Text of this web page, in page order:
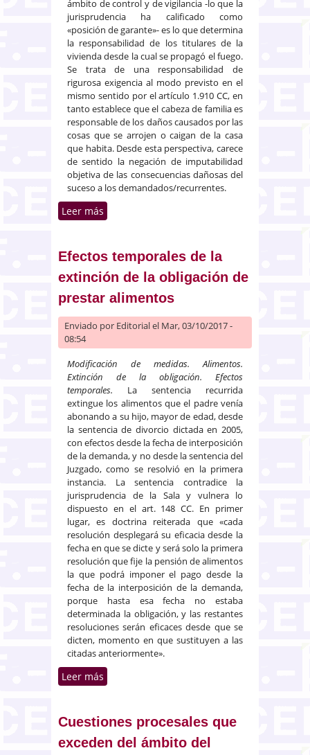
ámbito de control y de vigilancia -lo que la
jurisprudencia ha calificado como
«posición de garante»- es lo que determina
la responsabilidad de los titulares de la
vivienda desde la cual se propagó el fuego.
Se trata de una responsabilidad de
rigurosa exigencia al modo previsto en el
mismo sentido por el artículo 1.910 CC, en
tanto establece que el cabeza de familia es
responsable de los daños causados por las
cosas que se arrojen o caigan de la casa
que habita. Desde esta perspectiva, carece
de sentido la negación de imputabilidad
objetiva de las consecuencias dañosas del
suceso a los demandados/recurrentes.
Leer más
progenitores respecto de sus
descendientes
Efectos temporales de la
extinción de la obligación de
prestar alimentos
Enviado por Editorialel Mar, 03/10/2017 -
08:54
Modificación de medidas. Alimentos.
Extinción de la obligación. Efectos
temporales. La sentencia recurrida
extingue los alimentos que el padre venía
abonando a su hijo, mayor de edad, desde
la sentencia de divorcio dictada en 2005,
con efectos desde la fecha de interposición
de la demanda, y no desde la sentencia del
Juzgado, como se resolvió en la primera
instancia. La sentencia contradice la
jurisprudencia de la Sala y vulnera lo
dispuesto en el art. 148 CC. En primer
lugar, es doctrina reiterada que «cada
resolución desplegará su eficacia desde la
fecha en que se dicte y será solo la primera
resolución que fije la pensión de alimentos
la que podrá imponer el pago desde la
fecha de la interposición de la demanda,
porque hasta esa fecha no estaba
determinada la obligación, y las restantes
resoluciones serán eficaces desde que se
dicten, momento en que sustituyen a las
citadas anteriormente».
Leer más
Cuestiones procesales que
exceden del ámbito del